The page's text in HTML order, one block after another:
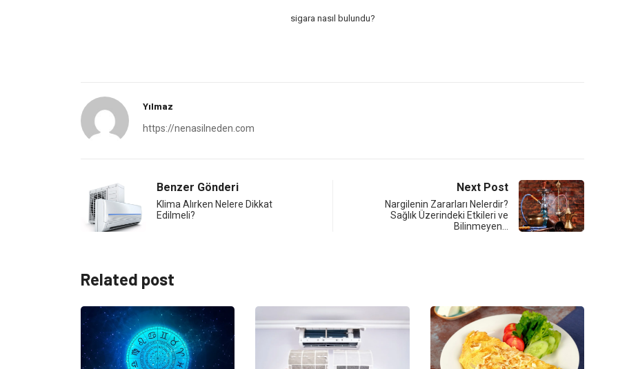
sigara nasıl bulundu?
Yılmaz
https://nenasilneden.com
Benzer Gönderi
Klima Alırken Nelere Dikkat
Edilmeli?
Next Post
Nargilenin Zararları Nelerdir?
Sağlık Üzerindeki Etkileri ve
Bilinmeyen…
Related post